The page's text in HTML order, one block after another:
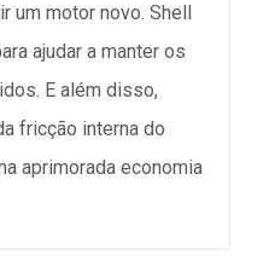
um motor novo. Shell
ajudar a manter os
E além disso,
fricção interna do
aprimorada economia